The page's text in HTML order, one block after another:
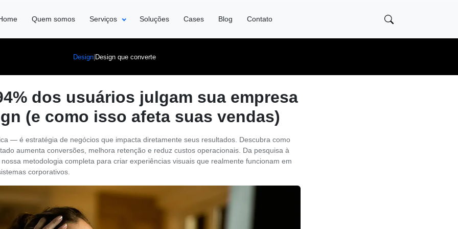
Quem somos Serviços Soluções Cases Blog Contato
Design|Design que converte
dos usuários julgam sua empresa
(e como isso afeta suas vendas)
— é estratégia de negócios que impacta diretamente seus resultados. Descubra como
aumenta conversões, melhora retenção e reduz custos operacionais. Da pesquisa à
metodologia completa para criar experiências visuais que realmente funcionam em
corporativos.